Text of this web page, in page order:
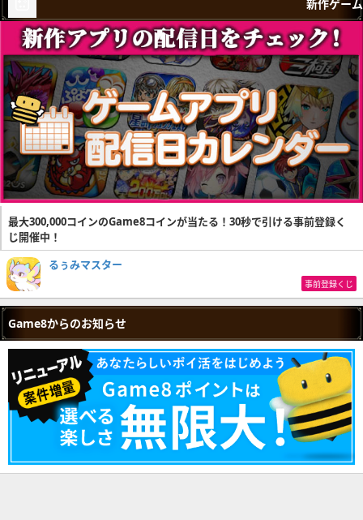
新作ゲーム
最大300,000コインのGame8コインが当たる！30秒で引ける事前登録く
じ開催中！
るぅみマスター
事前登録くじ
Game8からのお知らせ